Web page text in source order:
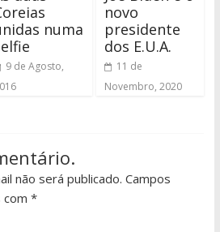
numa
9 de Agosto,
novo
presidente
dos E.U.A.
11 de
Novembro, 2020
não será publicado. Campos
com *